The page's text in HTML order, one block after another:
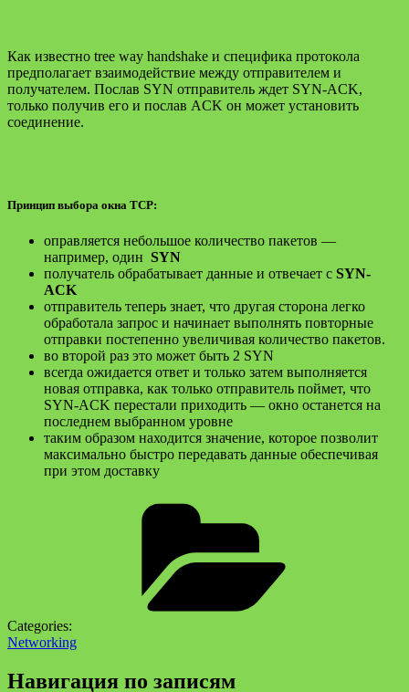
Как известно tree way handshake и специфика протокола
предполагает взаимодействие между отправителем и
получателем. Послав SYN отправитель ждет SYN-ACK,
только получив его и послав ACK он может установить
соединение.
Принцип выбора окна TCP:
оправляется небольшое количество пакетов —
например, один SYN
получатель обрабатывает данные и отвечает с SYN-
ACK
отправитель теперь знает, что другая сторона легко
обработала запрос и начинает выполнять повторные
отправки постепенно увеличивая количество пакетов.
во второй раз это может быть 2 SYN
всегда ожидается ответ и только затем выполняется
новая отправка, как только отправитель поймет, что
SYN-ACK перестали приходить — окно останется на
последнем выбранном уровне
таким образом находится значение, которое позволит
максимально быстро передавать данные обеспечивая
при этом доставку
Categories:
Networking
Навигация по записям